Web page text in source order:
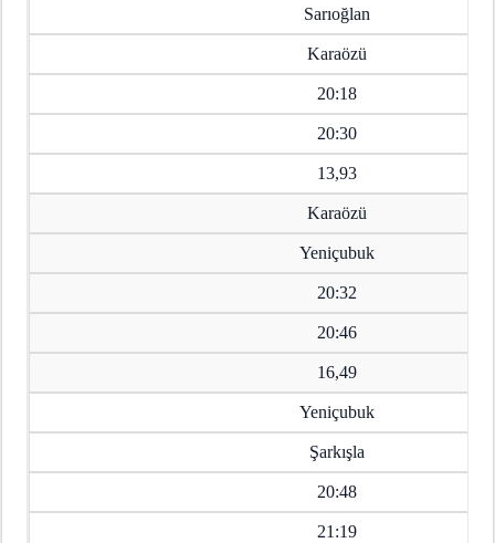
Sarıoğlan
Karaözü
20:18
20:30
13,93
Karaözü
Yeniçubuk
20:32
20:46
16,49
Yeniçubuk
Şarkışla
20:48
21:19